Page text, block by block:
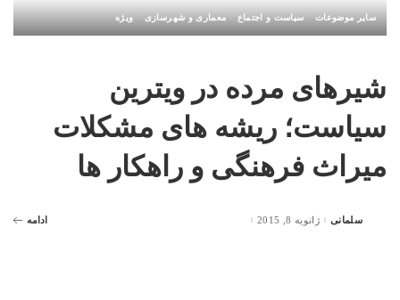
سایر موضوعات سیاست و اجتماع معماری و شهرسازی ویژه
شیرهای مرده در ویترین
سیاست؛ ریشه های مشکلات
میراث فرهنگی و راهکار ها
Postedسلمانی ژانویه 8, 2015 ادامه